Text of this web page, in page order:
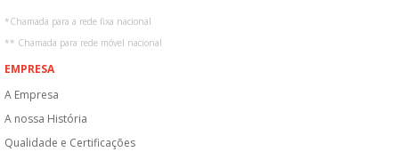
*Chamada para a rede fixa nacional
** Chamada para rede móvel nacional
EMPRESA
A Empresa
A nossa História
Qualidade e Certificações